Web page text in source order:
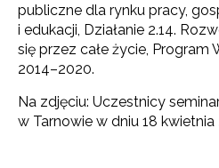
publiczne dla rynku pracy,
i edukacji, Działanie 2.14.
się przez całe życie, Program
2014–2020.
Na zdjęciu: Uczestnicy
w Tarnowie w dniu 18 kwietnia
Newsletter ORE
Zapisz się i bądź na
informacjami
o szkoleniach i programach.